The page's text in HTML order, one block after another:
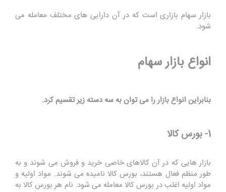
بازار سهام بازاری است که در آن دارایی های مختلف معامله می
شود.
انواع بازار سهام
بنابراین انواع بازار را می توان به سه دسته زیر تقسیم کرد.
1- بورس کالا
بازار هایی که در آن کالاهای خاصی خرید و فروش می شوند و به
طور منظم فعال هستند، بورس کالا نامیده می شوند. مواد اولیه و
مواد اولیه اغلب در بورس کالا معامله می شود. نام هر بورس کالا به